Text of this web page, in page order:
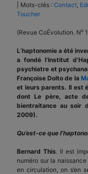
Mots-clés : Contact
Toucher
(Revue CoÉvolution. No
L’haptonomie a été
a fondé l’Institut
psychiatre et
Françoise Dolto de la
et leurs parents. Il est
dont Le père, acte
bientraitance au soir
2009).
Qu’est-ce que
Bernard This. Il est
numéro sur la
en circulation, on s’en